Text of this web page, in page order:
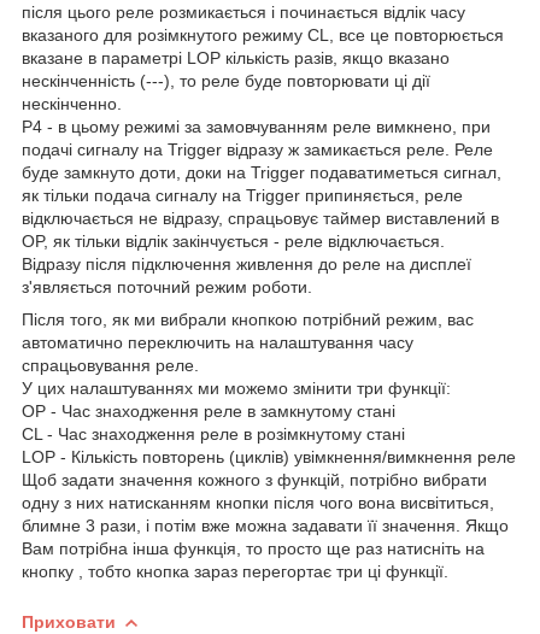
після цього реле розмикається і починається відлік часу
вказаного для розімкнутого режиму CL, все це повторюється
вказане в параметрі LOP кількість разів, якщо вказано
нескінченність (---), то реле буде повторювати ці дії
нескінченно.
P4 - в цьому режимі за замовчуванням реле вимкнено, при
подачі сигналу на Trigger відразу ж замикається реле. Реле
буде замкнуто доти, доки на Trigger подаватиметься сигнал,
як тільки подача сигналу на Trigger припиняється, реле
відключається не відразу, спрацьовує таймер виставлений в
OP, як тільки відлік закінчується - реле відключається.
Відразу після підключення живлення до реле на дисплеї
з'являється поточний режим роботи.
Після того, як ми вибрали кнопкою потрібний режим, вас
автоматично переключить на налаштування часу
спрацьовування реле.
У цих налаштуваннях ми можемо змінити три функції:
OP - Час знаходження реле в замкнутому стані
CL - Час знаходження реле в розімкнутому стані
LOP - Кількість повторень (циклів) увімкнення/вимкнення реле
Щоб задати значення кожного з функцій, потрібно вибрати
одну з них натисканням кнопки після чого вона висвітиться,
блимне 3 рази, і потім вже можна задавати її значення. Якщо
Вам потрібна інша функція, то просто ще раз натисніть на
кнопку , тобто кнопка зараз перегортає три ці функції.
Приховати